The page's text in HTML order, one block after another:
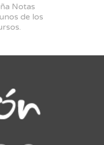
Notas
de los